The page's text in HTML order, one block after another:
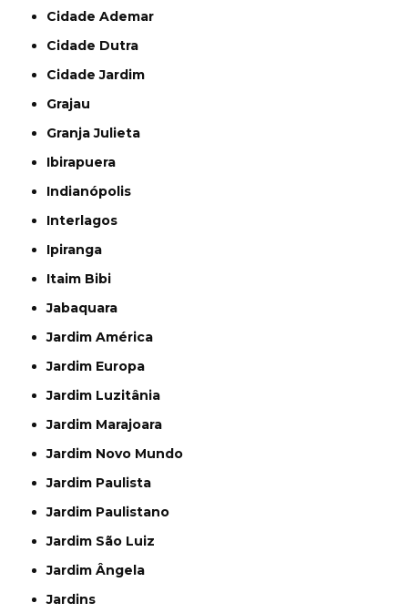
Cidade Ademar
Cidade Dutra
Cidade Jardim
Grajau
Granja Julieta
Ibirapuera
Indianópolis
Interlagos
Ipiranga
Itaim Bibi
Jabaquara
Jardim América
Jardim Europa
Jardim Luzitânia
Jardim Marajoara
Jardim Novo Mundo
Jardim Paulista
Jardim Paulistano
Jardim São Luiz
Jardim Ângela
Jardins